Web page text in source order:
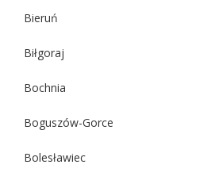
Bieruń
Biłgoraj
Bochnia
Boguszów-Gorce
Bolesławiec